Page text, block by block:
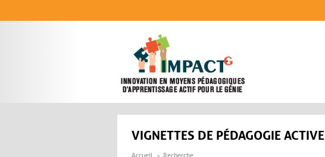
VIGNETTES DE PÉDAGOGIE ACTIVE